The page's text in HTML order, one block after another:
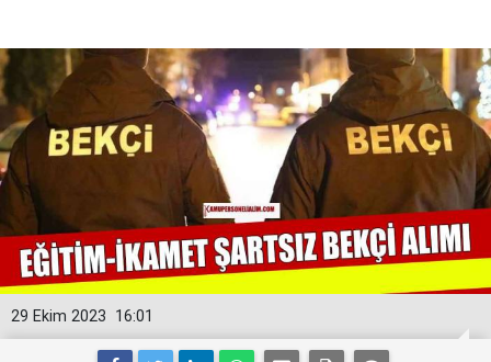
16:01
29 Ekim 2023